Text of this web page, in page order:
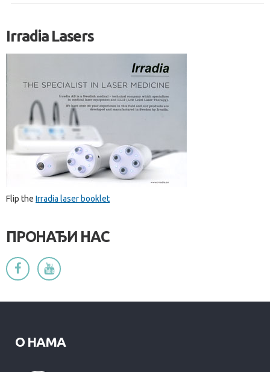
Irradia Lasers
Flip the Irradia laser booklet
ПРОНАЂИ НАС
О НАМА